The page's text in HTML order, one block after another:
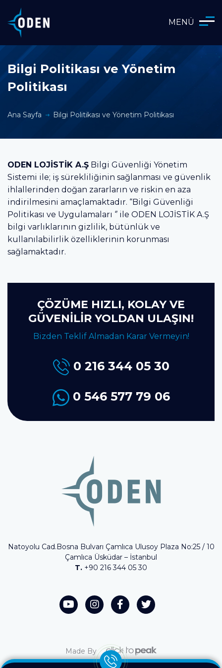
MENÜ
Bilgi Politikası ve Yönetim
Politikası
Ana Sayfa Bilgi Politikası ve Yönetim Politikası
ODEN LOJİSTİK A.Ş Bilgi Güvenliği Yönetim
Sistemi ile; iş sürekliliğinin sağlanması ve güvenlik
ihlallerinden doğan zararların ve riskin en aza
indirilmesini amaçlamaktadır. “Bilgi Güvenliği
Politikası ve Uygulamaları ‘’ ile ODEN LOJİSTİK A.Ş
bilgi varlıklarının gizlilik, bütünlük ve
kullanılabilirlik özelliklerinin korunması
sağlamaktadır.
ÇÖZÜME HIZLI, KOLAY VE
GÜVENİLİR YOLDAN ULAŞIN!
Bizden Teklif Almadan Karar Vermeyin!
0 216 344 05 30
0 546 577 79 06
Natoyolu Cad.Bosna Bulvarı Çamlıca Ulusoy Plaza No:25 / 10
Çamlıca Üsküdar – İstanbul
T. +90 216 344 05 30
Made By